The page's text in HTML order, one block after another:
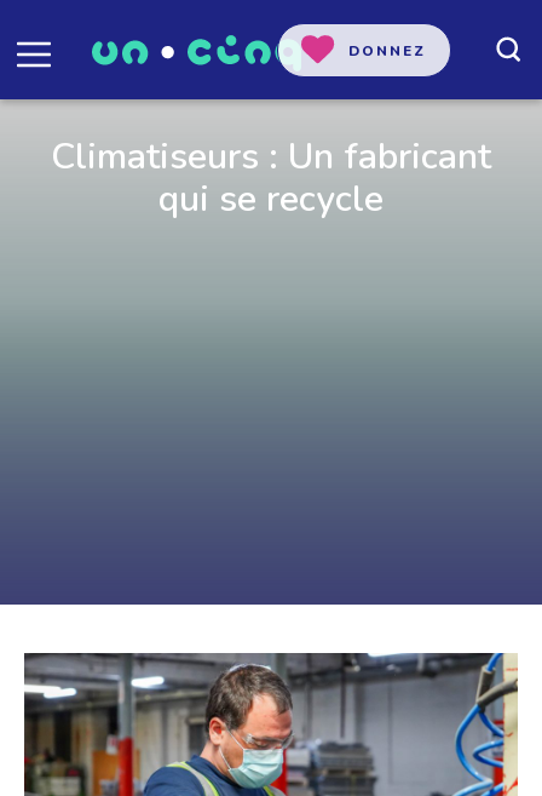
DONNEZ
Climatiseurs : Un fabricant
qui se recycle